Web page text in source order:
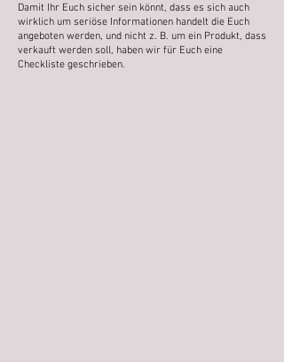
Damit Ihr Euch sicher sein könnt, dass es sich auch
wirklich um seriöse Informationen handelt die Euch
angeboten werden, und nicht z. B. um ein Produkt, dass
verkauft werden soll, haben wir für Euch eine
Checkliste geschrieben.